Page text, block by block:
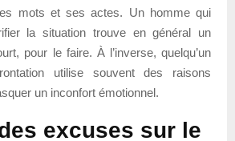
mots et ses actes. Un homme qui
la situation trouve en général un
pour le faire. À l’inverse, quelqu’un
utilise souvent des raisons
un inconfort émotionnel.
excuses sur le